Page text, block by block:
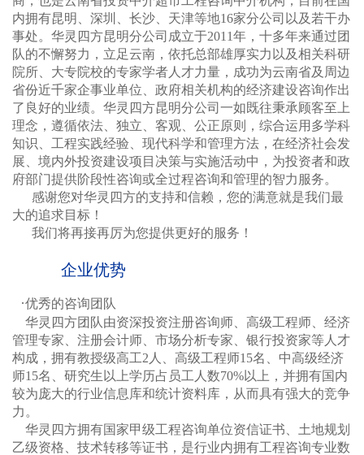
内拥有昆明、深圳、长沙、天津等地16家分公司以及若干办
事处。华灵四方昆明分公司成立于2011年，十多年来通过团
队的不懈努力，立足云南，依托总部雄厚实力以及相关科研
院所、大专院校的专家学者人才力量，成功为云南省及周边
省份近千家企事业单位、政府相关机构的经济建设咨询作出
了良好的业绩。华灵四方昆明分公司一如既往秉承顾客至上
理念，遵循依法、独立、客观、公正原则，综合运用多学科
知识、工程实践经验、现代科学和管理方法，在经济社会发
展、境内外投资建设项目决策与实施活动中，为投资者和政
府部门提供阶段性咨询或全过程咨询和管理的智力服务。
感谢您对华灵四方的支持和信赖，您的满意就是我们最
大的追求目标！
我们将再接再厉为您提供更好的服务！
企业优势
·优秀的咨询团队
华灵四方团队由资深投资注册咨询师、高级工程师、经济
管理专家、注册会计师、市场分析专家、银行投资家等人才
构成，拥有教授级高工2人、高级工程师15名、中高级经济
师15名、研究生以上学历占员工人数70%以上，并拥有国内
较为庞大的行业信息库和统计资料库，从而具有强大的竞争
力。
华灵四方拥有国家甲级工程咨询单位资信证书、土地规划
乙级资格、技术转移等证书，是行业内拥有工程咨询专业数